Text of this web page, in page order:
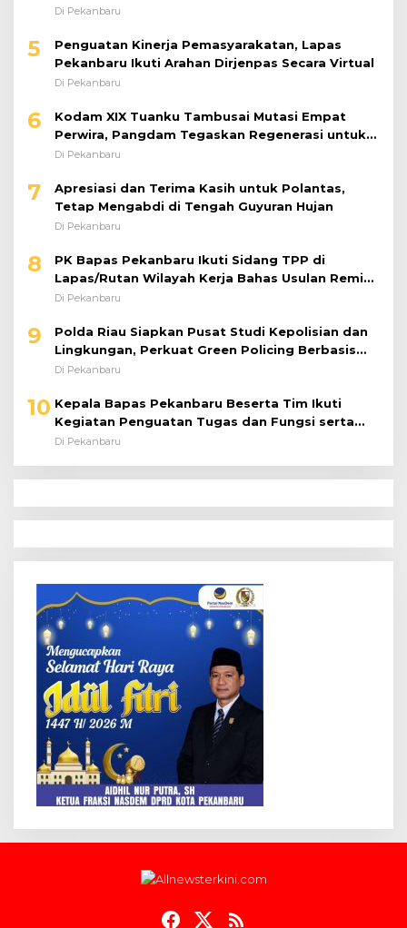
dengan Karya Nyata
Di Pekanbaru
5
Penguatan Kinerja Pemasyarakatan, Lapas
Pekanbaru Ikuti Arahan Dirjenpas Secara Virtual
Di Pekanbaru
6
Kodam XIX Tuanku Tambusai Mutasi Empat
Perwira, Pangdam Tegaskan Regenerasi untuk
Perkuat Kinerja Satuan
Di Pekanbaru
7
Apresiasi dan Terima Kasih untuk Polantas,
Tetap Mengabdi di Tengah Guyuran Hujan
Di Pekanbaru
8
PK Bapas Pekanbaru Ikuti Sidang TPP di
Lapas/Rutan Wilayah Kerja Bahas Usulan Remisi
Umum Jelang Hari Kemerdekaan
Di Pekanbaru
9
Polda Riau Siapkan Pusat Studi Kepolisian dan
Lingkungan, Perkuat Green Policing Berbasis
Riset
Di Pekanbaru
10 Kepala Bapas Pekanbaru Beserta Tim Ikuti
Kegiatan Penguatan Tugas dan Fungsi serta
Paparan Penempatan WBP ke Lapas Terbuka
Di Pekanbaru